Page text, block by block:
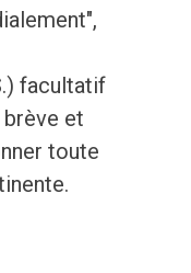
facultatif
et
toute